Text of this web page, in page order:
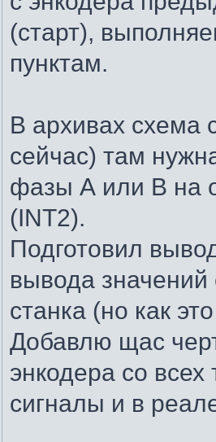
(старт),
пунктам.
В архивах схема
сейчас) там
фазы А или В на
(INT2).
Подготовил
вывода значений
станка (но как
Добавлю щас
энкодера со
сигналы и в